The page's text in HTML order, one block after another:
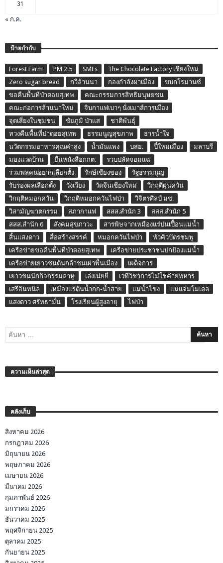
31
« ก.ค.
ป้ายกำกับ
Forest Farm PM 2.5 SMEs
The Chocolate Factory เชียงใหม่
Zero sugar bread
กวีล้านนา กองกำลังผาเมือง
ขบถโรมานซ์
ขอคืนพื้นที่ป่าดอยสุเทพ
คณะกรรมการสิทธิมนุษยชน
คณะก่อการล้านนาใหม่
จิบกาแฟเบาๆ นั่งเมาส์การเมือง
จุดเสี่ยงในชุมชน
ชัยภูมิ ป่าแส
ชาติพันธุ์
ทวงคืนพื้นที่ป่าดอยสุเทพ
ธรรมนูญสุขภาพ
ธารน้ำใจ
นวัตกรรมอาหารคุณค่าสูง
น้ำมันแพง บสย. ปี๋ใหม่เมือง
มลาบรี
มองแวดบ้าน
ยื่นหนังสือกกต.
รวบปลัดจอมแฉ
รวมพลคนอยากเลือกตั้ง
รักษ์เชียงของ
รัฐธรรมนูญ
รับรองผลเลือกตั้ง
วังเวียง วัดจีนเชียงใหม่
วิกฤติฝุ่นควัน
วิกฤติหมอกควัน
วิกฤติหมอกควันไฟป่า
วิจิตรศิลป์ มช.
วิสามัญฆาตกรรม
สภากาแฟ สสส.สำนัก 3
สสส.สำนัก 5
สสส.สำนัก 6
สังคมสุขภาวะ
สารพิษจากเหมืองแร่ปนเปื้อนแม่น้ำ
สิ้นแสงดาว
สื่อสร้างสรรค์ หมอกควันไฟป่า
หัวคิวบัตรชมพู
เครือข่ายขอคืนพื้นที่ป่าดอยสุเทพ
เครือข่ายประชาชนปกป้องแม่น้ำ
เครือข่ายเยาวชนต้นกล้าชนเผ่าพื้นเมือง
เผด็จการ
เยาวชนนักกิจกรรมลาหู่
เล่งเน่ยยี่
เวทีวิชาการไม่ใช่ค่ายทหาร
เสรีอินทนิล
เหมืองแร่ต้นน้ำกก-น้ำสาย แม่น้ำโขง
แม่แจ่มโมเดล
แสงดาว ศรัทธามั่น
โรงเรียนผู้สูงอายุ ไฟป่า
ความเห็นล่าสุด
คลังเก็บ
สิงหาคม 2026
กรกฎาคม 2026
มิถุนายน 2026
พฤษภาคม 2026
เมษายน 2026
มีนาคม 2026
กุมภาพันธ์ 2026
มกราคม 2026
ธันวาคม 2025
พฤศจิกายน 2025
ตุลาคม 2025
กันยายน 2025